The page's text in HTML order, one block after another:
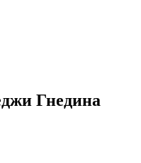
Гнедина